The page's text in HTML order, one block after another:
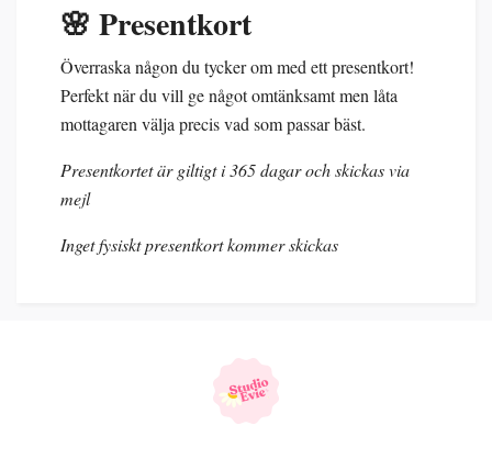
🌸 Presentkort
Överraska någon du tycker om med ett presentkort!
Perfekt när du vill ge något omtänksamt men låta
mottagaren välja precis vad som passar bäst.
Presentkortet är giltigt i 365 dagar och skickas via
mejl
Inget fysiskt presentkort kommer skickas